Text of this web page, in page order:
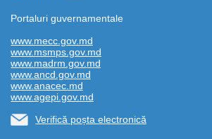
Portaluri guvernamentale
www.mecc.gov.md
www.msmps.gov.md
www.madrm.gov.md
www.ancd.gov.md
www.anacec.md
www.agepi.gov.md
Verifică poșta electronică